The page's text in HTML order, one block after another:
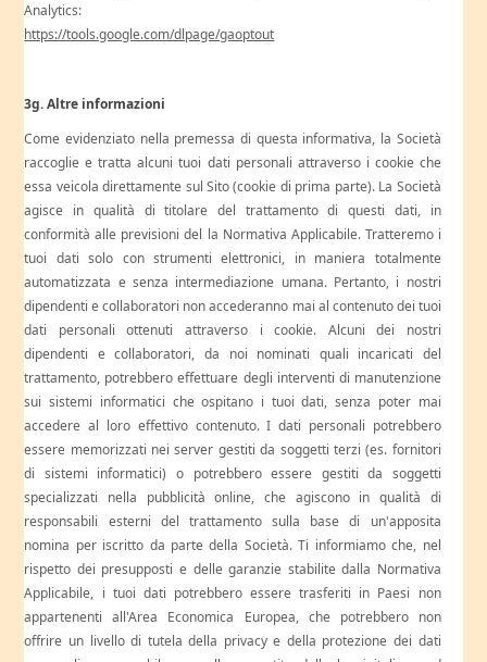
Analytics:
https://tools.google.com/dlpage/gaoptout
3g. Altre informazioni
Come evidenziato nella premessa di questa informativa, la Società
raccoglie e tratta alcuni tuoi dati personali attraverso i cookie che
essa veicola direttamente sul Sito (cookie di prima parte). La Società
agisce in qualità di titolare del trattamento di questi dati, in
conformità alle previsioni del la Normativa Applicabile. Tratteremo i
tuoi dati solo con strumenti elettronici, in maniera totalmente
automatizzata e senza intermediazione umana. Pertanto, i nostri
dipendenti e collaboratori non accederanno mai al contenuto dei tuoi
dati personali ottenuti attraverso i cookie. Alcuni dei nostri
dipendenti e collaboratori, da noi nominati quali incaricati del
trattamento, potrebbero effettuare degli interventi di manutenzione
sui sistemi informatici che ospitano i tuoi dati, senza poter mai
accedere al loro effettivo contenuto. I dati personali potrebbero
essere memorizzati nei server gestiti da soggetti terzi (es. fornitori
di sistemi informatici) o potrebbero essere gestiti da soggetti
specializzati nella pubblicità online, che agiscono in qualità di
responsabili esterni del trattamento sulla base di un'apposita
nomina per iscritto da parte della Società. Ti informiamo che, nel
rispetto dei presupposti e delle garanzie stabilite dalla Normativa
Applicabile, i tuoi dati potrebbero essere trasferiti in Paesi non
appartenenti all'Area Economica Europea, che potrebbero non
offrire un livello di tutela della privacy e della protezione dei dati